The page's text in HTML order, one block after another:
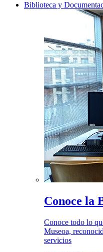
Biblioteca y
Conoce la
Conoce todo lo
Museoa,
servicios